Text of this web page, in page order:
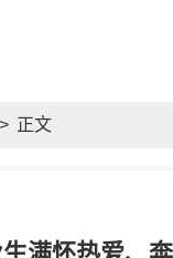
正文